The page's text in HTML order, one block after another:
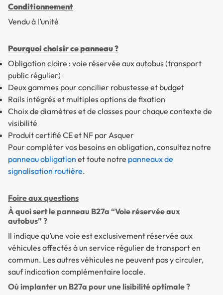
Conditionnement
Vendu à l’unité
Pourquoi choisir ce panneau ?
Obligation claire : voie réservée aux autobus (transport
public régulier)
Deux gammes pour concilier robustesse et budget
Rails intégrés et multiples options de fixation
Choix de diamètres et de classes pour chaque contexte de
visibilité
Produit certifié CE et NF par Asquer
Pour compléter vos besoins en obligation, consultez notre
panneau obligation et toute notre panneaux de
signalisation routière.
Foire aux questions
À quoi sert le panneau B27a “Voie réservée aux
autobus” ?
Il indique qu’une voie est exclusivement réservée aux
véhicules affectés à un service régulier de transport en
commun. Les autres véhicules ne peuvent pas y circuler,
sauf indication complémentaire locale.
Où implanter un B27a pour une lisibilité optimale ?